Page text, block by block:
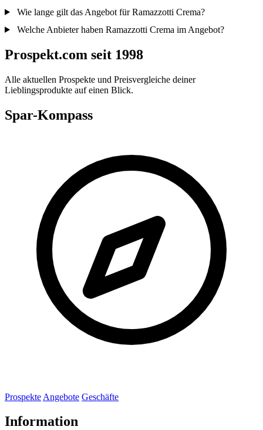
Wie lange gilt das Angebot für Ramazzotti Crema?
Welche Anbieter haben Ramazzotti Crema im Angebot?
Prospekt.com seit 1998
Alle aktuellen Prospekte und Preisvergleiche deiner
Lieblingsprodukte auf einen Blick.
Spar-Kompass
Prospekte Angebote Geschäfte
Information